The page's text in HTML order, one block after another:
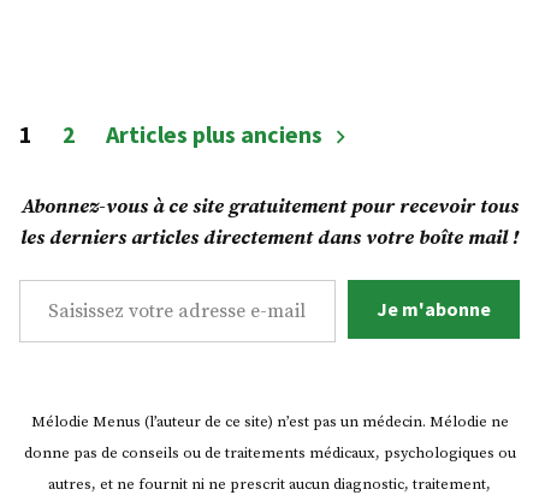
3
:
Pourquoi
invité
témoignage
Pagination
publications
1 2 Articles plus anciens
Abonnez-vous à ce site gratuitement pour recevoir tous
les derniers articles directement dans votre boîte mail !
Saisissez votre adresse e-mail…
Je m'abonne
Mélodie Menus (l’auteur de ce site) n’est pas un médecin. Mélodie ne
donne pas de conseils ou de traitements médicaux, psychologiques ou
autres, et ne fournit ni ne prescrit aucun diagnostic, traitement,